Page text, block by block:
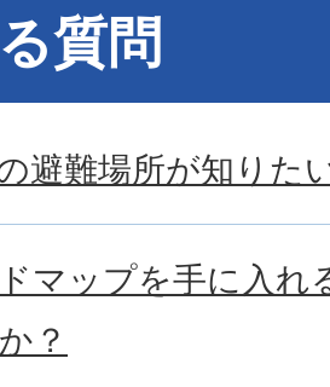
質問
避難場所が知りた
マップを手に入れ
？